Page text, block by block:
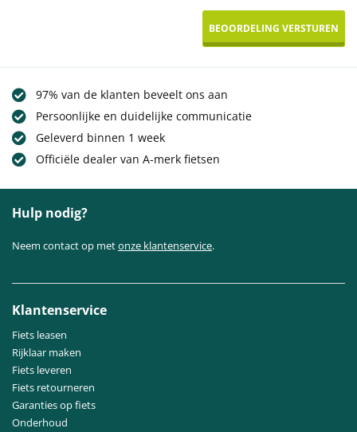
97% van de klanten beveelt ons aan
Persoonlijke en duidelijke communicatie
Geleverd binnen 1 week
Officiële dealer van A-merk fietsen
Hulp nodig?
Neem contact op metonze klantenservice.
Klantenservice
Fiets leasen
Rijklaar maken
Fiets leveren
Fiets retourneren
Garanties op fiets
Onderhoud